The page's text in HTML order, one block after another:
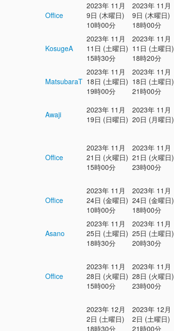
Office
2023年 11月
9日 (木曜日)
10時00分
2023年 11月
9日 (木曜日)
18時00分
KosugeA
2023年 11月
11日 (土曜日)
15時30分
2023年 11月
11日 (土曜日)
18時20分
MatsubaraT
2023年 11月
18日 (土曜日)
19時00分
2023年 11月
18日 (土曜日)
21時00分
Awaji
2023年 11月
19日 (日曜日)
2023年 11月
20日 (月曜日)
Office
2023年 11月
21日 (火曜日)
15時00分
2023年 11月
21日 (火曜日)
23時00分
Office
2023年 11月
24日 (金曜日)
10時00分
2023年 11月
24日 (金曜日)
18時00分
Asano
2023年 11月
25日 (土曜日)
18時30分
2023年 11月
25日 (土曜日)
20時30分
Office
2023年 11月
28日 (火曜日)
15時00分
2023年 11月
28日 (火曜日)
23時00分
2023年 12月
2日 (土曜日)
18時30分
2023年 12月
2日 (土曜日)
21時00分